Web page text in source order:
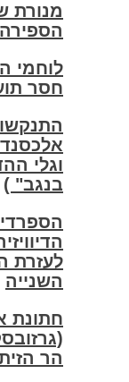
הספירה
לוחמי
חסר
וגלי
בנגב" )
לעזרת
השנייה
חתונת
הר